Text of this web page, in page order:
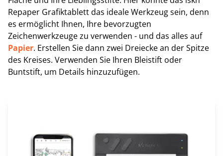
Repaper Grafiktablett das ideale Werkzeug sein, denn
es ermöglicht Ihnen, Ihre bevorzugten
Zeichenwerkzeuge zu verwenden - und das alles auf
Papier. Erstellen Sie dann zwei Dreiecke an der Spitze
des Kreises. Verwenden Sie Ihren Bleistift oder
Buntstift, um Details hinzuzufügen.